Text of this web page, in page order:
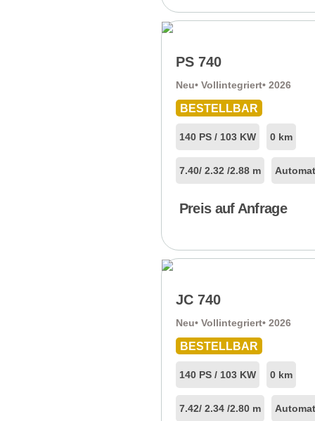
PS 740
Neu• Vollintegriert• 2026
BESTELLBAR
140 PS / 103 KW 0 km
7.40/ 2.32 /2.88 m
Preis auf Anfrage
JC 740
Neu• Vollintegriert• 2026
BESTELLBAR
140 PS / 103 KW 0 km
7.42/ 2.34 /2.80 m